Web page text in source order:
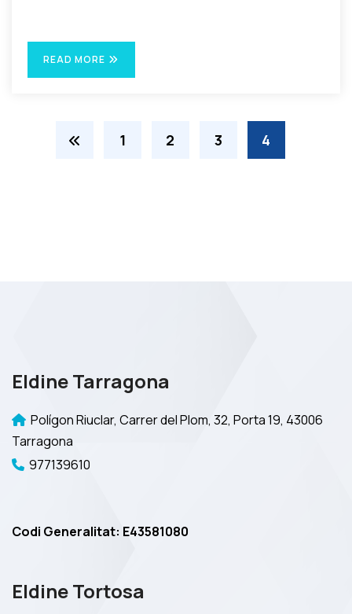
READ MORE
1 2 3 4
Eldine Tarragona
Polígon Riuclar, Carrer del Plom, 32, Porta 19, 43006
Tarragona
977139610
Codi Generalitat: E43581080
Eldine Tortosa